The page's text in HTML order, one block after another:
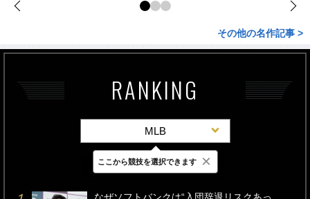
その他の名作記事 >
RANKING
MLB
最新 24時間 週間
ここから競技を選択できます ×